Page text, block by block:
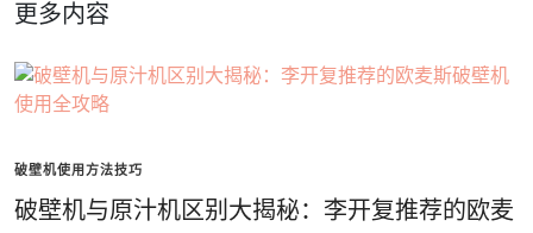
更多内容
破壁机使用方法技巧
破壁机与原汁机区别大揭秘：李开复推荐的欧麦